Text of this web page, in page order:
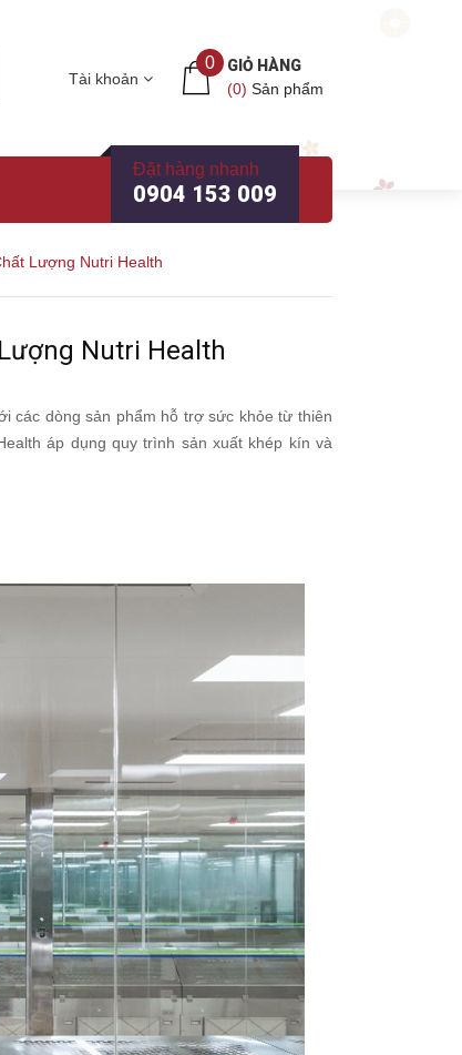
Tài khoản
0
GIỎ HÀNG
(0) Sản phẩm
Đặt hàng nhanh
0904 153 009
Lượng Nutri Health
Nutri Health
các dòng sản phẩm hỗ trợ sức khỏe từ thiên
áp dụng quy trình sản xuất khép kín và